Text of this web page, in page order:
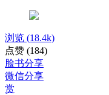
浏览 (18.4k)
点赞 (184)
脸书分享
微信分享
赏